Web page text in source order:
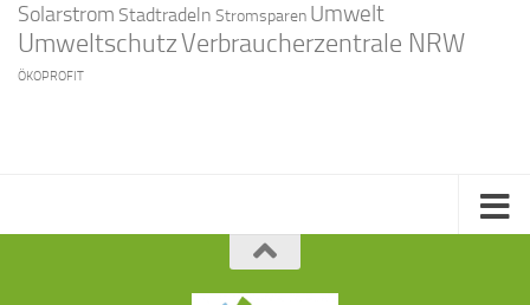
Solarstrom Stadtradeln Stromsparen Umwelt
UmweltschutzVerbraucherzentrale NRW
ÖKOPROFIT